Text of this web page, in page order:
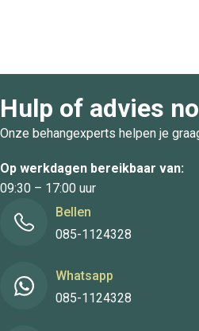
Hulp of advies
Onze behangexperts helpen je
Op werkdagen bereikbaar van:
09:30 – 17:00 uur
Bellen
085-1124328
Whatsapp
085-1124328